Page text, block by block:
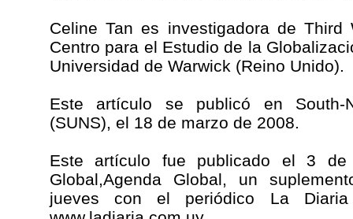
Celine Tan es investigadora de
Centro para el Estudio de la
Universidad de Warwick (Reino Unido).
Este artículo se publicó en South-
(SUNS), el 18 de marzo de 2008.
Este artículo fue publicado el 3
Global,Agenda Global, un
jueves con el periódico La Diaria